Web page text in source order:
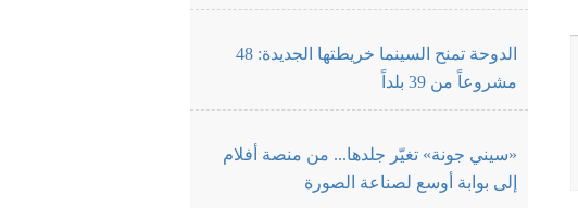
الدوحة تمنح السينما خريطتها الجديدة: 48
مشروعاً من 39 بلداً
«سيني جونة» تغيّر جلدها... من منصة أفلام
إلى بوابة أوسع لصناعة الصورة